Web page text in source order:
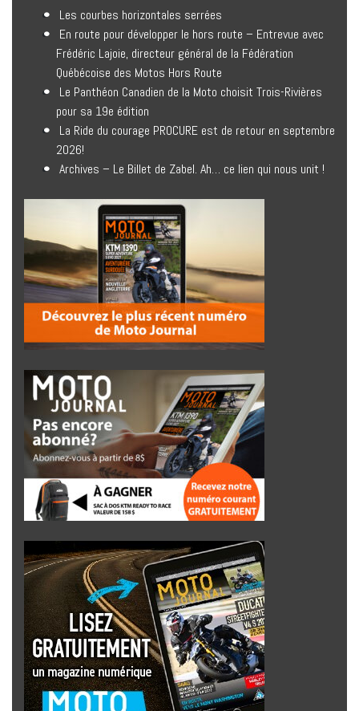
Les courbes horizontales serrées
En route pour développer le hors route – Entrevue avec
Frédéric Lajoie, directeur général de la Fédération
Québécoise des Motos Hors Route
Le Panthéon Canadien de la Moto choisit Trois-Rivières
pour sa 19e édition
La Ride du courage PROCURE est de retour en septembre
2026!
Archives – Le Billet de Zabel. Ah… ce lien qui nous unit !